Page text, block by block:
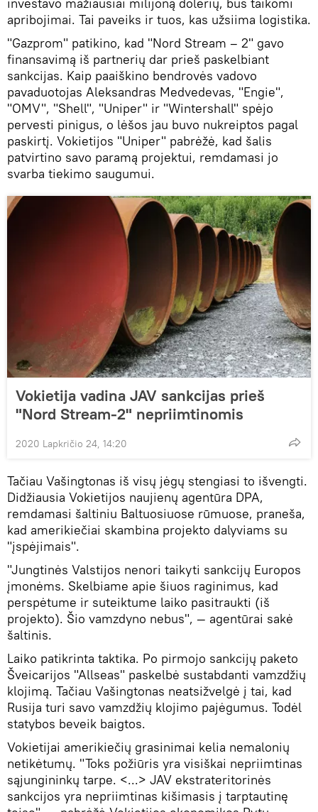
apribojimai. Tai paveiks ir tuos, kas užsiima logistika.
"Gazprom" patikino, kad "Nord Stream – 2" gavo
finansavimą iš partnerių dar prieš paskelbiant
sankcijas. Kaip paaiškino bendrovės vadovo
pavaduotojas Aleksandras Medvedevas, "Engie",
"OMV", "Shell", "Uniper" ir "Wintershall" spėjo
pervesti pinigus, o lėšos jau buvo nukreiptos pagal
paskirtį. Vokietijos "Uniper" pabrėžė, kad šalis
patvirtino savo paramą projektui, remdamasi jo
svarba tiekimo saugumui.
Vokietija vadina JAV sankcijas prieš
"Nord Stream-2" nepriimtinomis
2020 Lapkričio 24, 14:20
Tačiau Vašingtonas iš visų jėgų stengiasi to išvengti.
Didžiausia Vokietijos naujienų agentūra DPA,
remdamasi šaltiniu Baltuosiuose rūmuose, praneša,
kad amerikiečiai skambina projekto dalyviams su
"įspėjimais".
"Jungtinės Valstijos nenori taikyti sankcijų Europos
įmonėms. Skelbiame apie šiuos raginimus, kad
perspėtume ir suteiktume laiko pasitraukti (iš
projekto). Šio vamzdyno nebus", — agentūrai sakė
šaltinis.
Laiko patikrinta taktika. Po pirmojo sankcijų paketo
Šveicarijos "Allseas" paskelbė sustabdanti vamzdžių
klojimą. Tačiau Vašingtonas neatsižvelgė į tai, kad
Rusija turi savo vamzdžių klojimo pajėgumus. Todėl
statybos beveik baigtos.
Vokietijai amerikiečių grasinimai kelia nemalonių
netikėtumų. "Toks požiūris yra visiškai nepriimtinas
sąjungininkų tarpe. <...> JAV ekstrateritorinės
sankcijos yra nepriimtinas kišimasis į tarptautinę